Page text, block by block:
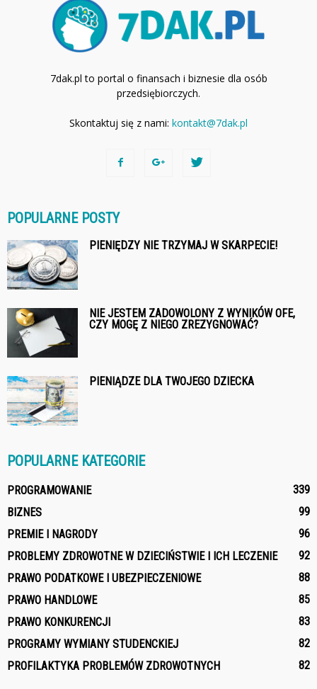
7dak.pl to portal o finansach i biznesie dla osób
przedsiębiorczych.
Skontaktuj się z nami: kontakt@7dak.pl
POPULARNE POSTY
PIENIĘDZY NIE TRZYMAJ W SKARPECIE!
NIE JESTEM ZADOWOLONY Z WYNIKÓW OFE,
CZY MOGĘ Z NIEGO ZREZYGNOWAĆ?
PIENIĄDZE DLA TWOJEGO DZIECKA
POPULARNE KATEGORIE
PROGRAMOWANIE
339
BIZNES
99
PREMIE I NAGRODY
96
PROBLEMY ZDROWOTNE W DZIECIŃSTWIE I ICH LECZENIE
92
PRAWO PODATKOWE I UBEZPIECZENIOWE
88
PRAWO HANDLOWE
85
PRAWO KONKURENCJI
83
PROGRAMY WYMIANY STUDENCKIEJ
82
PROFILAKTYKA PROBLEMÓW ZDROWOTNYCH
82